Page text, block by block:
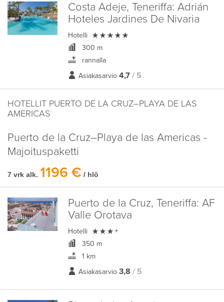
Costa Adeje, Teneriffa: Adrián
Hoteles Jardines De Nivaria
Hotelli 
300 m
rannalla
Asiakasarvio 4,7 / 5
HOTELLIT PUERTO DE LA CRUZ–PLAYA DE LAS
AMERICAS
Puerto de la Cruz–Playa de las Americas -
Majoituspaketti
7 vrk alk. 1196 € / hlö
Puerto de la Cruz, Teneriffa: AF
Valle Orotava
Hotelli  +
350 m
1 km
Asiakasarvio 3,8 / 5